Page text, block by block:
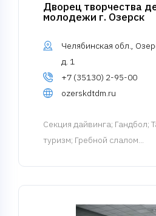
Дворец творчества
молодежи г. Озерск
Челябинская обл.,
д. 1
+7 (35130) 2-95-00
ozerskdtdm.ru
Cекция дайвинга; Гандбол;
туризм; Гребной слалом...